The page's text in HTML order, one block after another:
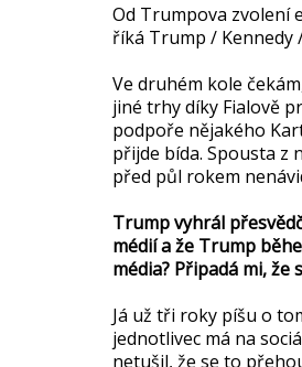
Od Trumpova zvolení
říká Trump / Kennedy
Ve druhém kole
jiné trhy díky Fialově
podpoře nějakého
přijde bída. Spousta z
před půl rokem
Trump vyhrál
médií a že Trump
média? Připadá mi,
Já už tři roky píšu o
jednotlivec má na
netušil, že se to